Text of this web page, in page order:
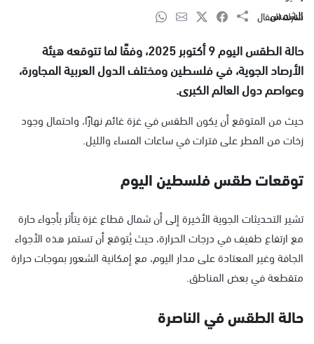
شارك المقال
حالة الطقس اليوم 9 أكتوبر 2025، وفقًا لما تتوقعه هيئة
الأرصاد الجوية، في فلسطين ومختلف الدول العربية المجاورة،
وعواصم دول العالم الكبرى.
حيث من المتوقع أن يكون الطقس في غزة غائم نهارًا، واحتمال وجود
زخات من المطر على فترات في ساعات المساء والليل.
توقعات طقس فلسطين اليوم
تشير التحديثات الجوية الأخيرة إلى أن شمال قطاع غزة يتأثر بأجواء حارة
مع ارتفاع طفيف في درجات الحرارة، حيث يُتوقع أن تستمر هذه الأجواء
الجافة وغير المعتادة على مدار اليوم، مع إمكانية الشعور بموجات حرارة
متقطعة في بعض المناطق.
حالة الطقس في الناصرة